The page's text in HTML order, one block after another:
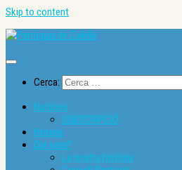
Skip to content
Cerca:
Notícies
SUBSCRIPCIÓ
Horaris
Qui som?
La nostra història